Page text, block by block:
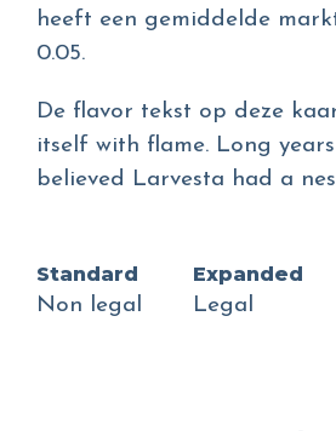
heeft een gemiddelde
0.05.
De flavor tekst op deze
itself with flame. Long
believed Larvesta had a
Standard
Non legal
Expanded
Legal